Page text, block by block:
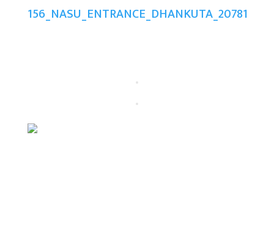
156_NASU_ENTRANCE_DHANKUTA_20781